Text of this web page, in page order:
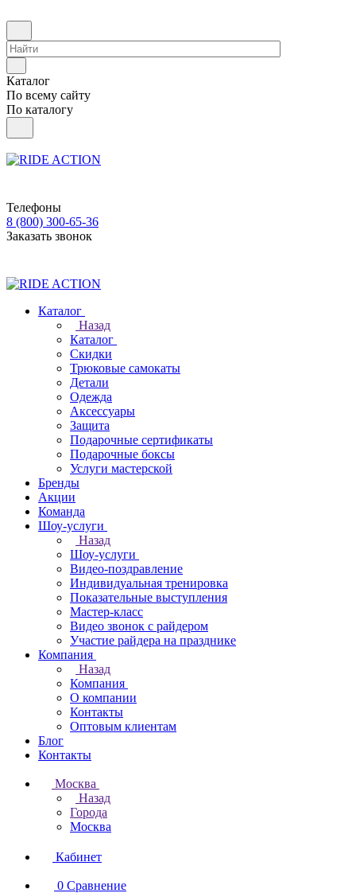
Каталог
По всему сайту
По каталогу
Телефоны
8 (800) 300-65-36
Заказать звонок
Каталог
Назад
Каталог
Скидки
Трюковые самокаты
Детали
Одежда
Аксессуары
Защита
Подарочные сертификаты
Подарочные боксы
Услуги мастерской
Бренды
Акции
Команда
Шоу-услуги
Назад
Шоу-услуги
Видео-поздравление
Индивидуальная тренировка
Показательные выступления
Мастер-класс
Видео звонок с райдером
Участие райдера на празднике
Компания
Назад
Компания
О компании
Контакты
Оптовым клиентам
Блог
Контакты
Москва
Назад
Города
Москва
Кабинет
0 Сравнение